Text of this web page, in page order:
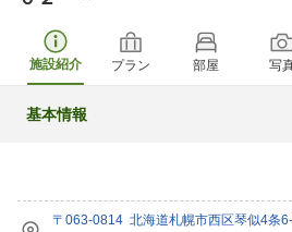
施設紹介 プラン 部屋 写
基本情報
〒063-0814 北海道札幌市西区琴似4